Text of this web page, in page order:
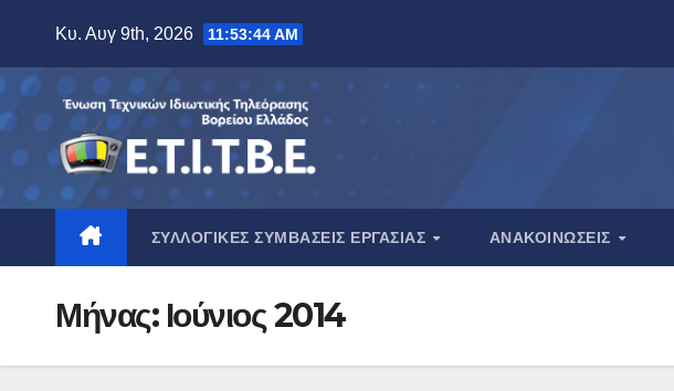
περιεχόμενο
Κυ. Αυγ 9th, 2026 11:53:44 AM
ΣΥΛΛΟΓΙΚΈΣ ΣΥΜΒΆΣΕΙΣ ΕΡΓΑΣΊΑΣ ΑΝΑΚΟΙΝΏΣΕΙΣ
Μήνας: Ιούνιος 2014